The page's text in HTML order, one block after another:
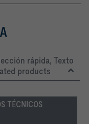
rápida, Texto
products
TÉCNICOS